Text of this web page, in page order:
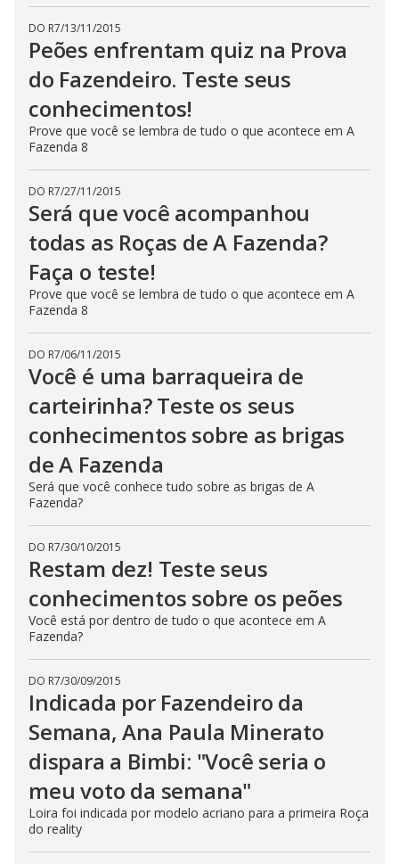
DO R7/13/11/2015
Peões enfrentam quiz na Prova
do Fazendeiro. Teste seus
conhecimentos!
Prove que você se lembra de tudo o que acontece em A
Fazenda 8
DO R7/27/11/2015
Será que você acompanhou
todas as Roças de A Fazenda?
Faça o teste!
Prove que você se lembra de tudo o que acontece em A
Fazenda 8
DO R7/06/11/2015
Você é uma barraqueira de
carteirinha? Teste os seus
conhecimentos sobre as brigas
de A Fazenda
Será que você conhece tudo sobre as brigas de A
Fazenda?
DO R7/30/10/2015
Restam dez! Teste seus
conhecimentos sobre os peões
Você está por dentro de tudo o que acontece em A
Fazenda?
DO R7/30/09/2015
Indicada por Fazendeiro da
Semana, Ana Paula Minerato
dispara a Bimbi: "Você seria o
meu voto da semana"
Loira foi indicada por modelo acriano para a primeira Roça
do reality